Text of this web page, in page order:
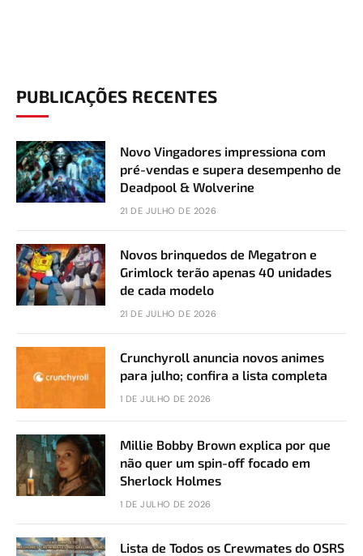
PUBLICAÇÕES RECENTES
Novo Vingadores impressiona com
pré-vendas e supera desempenho de
Deadpool & Wolverine
21 DE JULHO DE 2026
Novos brinquedos de Megatron e
Grimlock terão apenas 40 unidades
de cada modelo
21 DE JULHO DE 2026
Crunchyroll anuncia novos animes
para julho; confira a lista completa
1 DE JULHO DE 2026
Millie Bobby Brown explica por que
não quer um spin-off focado em
Sherlock Holmes
1 DE JULHO DE 2026
Lista de Todos os Crewmates do OSRS